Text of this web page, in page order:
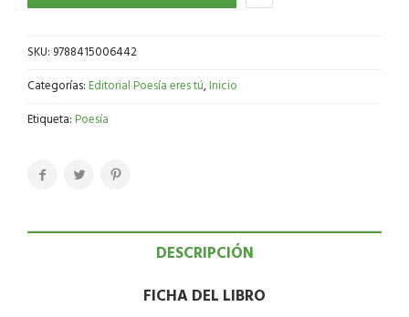
SKU: 9788415006442
Categorías:Editorial Poesía eres tú,Inicio
Etiqueta:Poesía
DESCRIPCIÓN
FICHA DEL LIBRO